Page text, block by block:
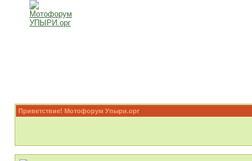
Приветствие! Мотофорум Упыри.орг